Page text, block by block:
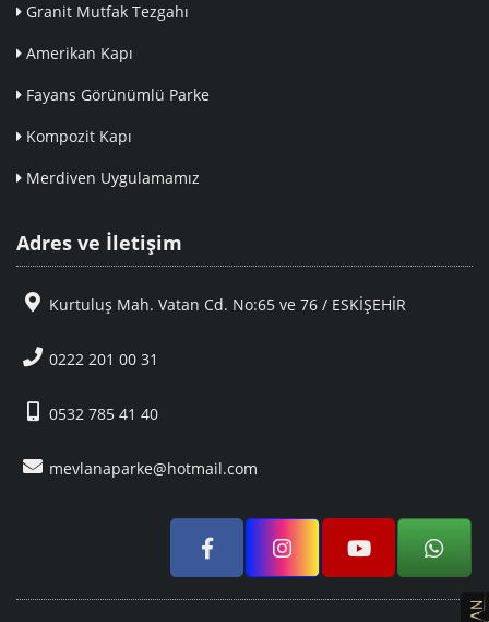
Granit Mutfak Tezgahı
Amerikan Kapı
Fayans Görünümlü Parke
Kompozit Kapı
Merdiven Uygulamamız
Adres ve İletişim
Kurtuluş Mah. Vatan Cd. No:65 ve 76 / ESKİŞEHİR
0222 201 00 31
0532 785 41 40
mevlanaparke@hotmail.com